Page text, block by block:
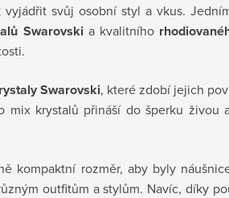
svůj osobní styl a vkus.
Swarovski a kvalitního
Swarovski, které zdobí jejich
mix krystalů přináší do šperku živou
kompaktní rozměr, aby byly
outfitům a stylům. Navíc, díky